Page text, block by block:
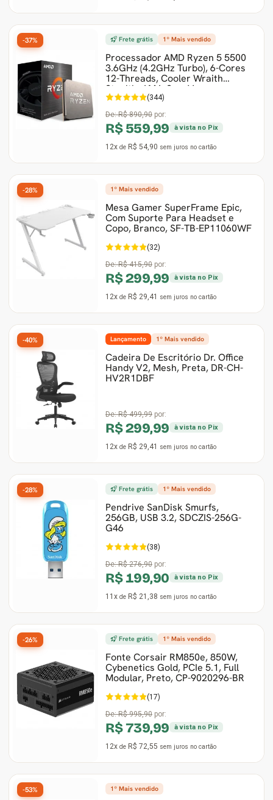
Frete grátis 1º Mais vendido
Processador AMD Ryzen 5 5500
3.6GHz (4.2GHz Turbo), 6-Cores
12-Threads, Cooler Wraith
Stealth, AM4, Sem V
(344)
De:R$ 890,90 por:
R$ 559,99 à vista no Pix
12x de R$ 54,90 sem juros no cartão
-37%
1º Mais vendido
Mesa Gamer SuperFrame Epic,
Com Suporte Para Headset e
Copo, Branco, SF-TB-EP11060WF
(32)
De:R$ 415,90 por:
R$ 299,99 à vista no Pix
12x de R$ 29,41 sem juros no cartão
-28%
Lançamento 1º Mais vendido
Cadeira De Escritório Dr. Office
Handy V2, Mesh, Preta, DR-CH-
HV2R1DBF
De:R$ 499,99 por:
R$ 299,99 à vista no Pix
12x de R$ 29,41 sem juros no cartão
-40%
Frete grátis 1º Mais vendido
Pendrive SanDisk Smurfs,
256GB, USB 3.2, SDCZIS-256G-
G46
(38)
De:R$ 276,90 por:
R$ 199,90 à vista no Pix
11x de R$ 21,38 sem juros no cartão
-28%
Frete grátis 1º Mais vendido
Fonte Corsair RM850e, 850W,
Cybenetics Gold, PCIe 5.1, Full
Modular, Preto, ‎CP-9020296-BR
(17)
De:R$ 995,90 por:
R$ 739,99 à vista no Pix
12x de R$ 72,55 sem juros no cartão
-26%
1º Mais vendido
-53%